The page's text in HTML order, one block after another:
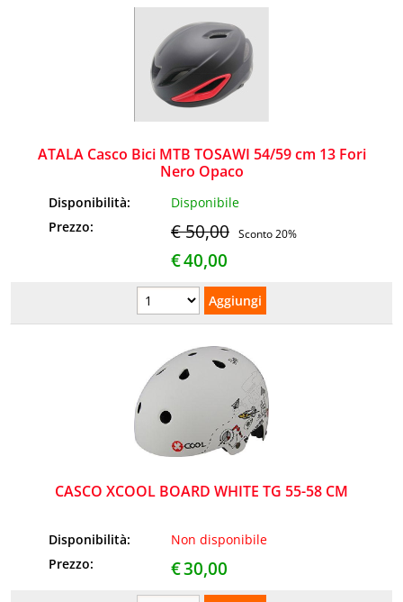
ATALA Casco Bici MTB TOSAWI 54/59 cm 13 Fori
Nero Opaco
Disponibilità:
Disponibile
Prezzo:
€ 50,00 Sconto 20%
€40,00
CASCO XCOOL BOARD WHITE TG 55-58 CM
Disponibilità:
Non disponibile
Prezzo:
€30,00